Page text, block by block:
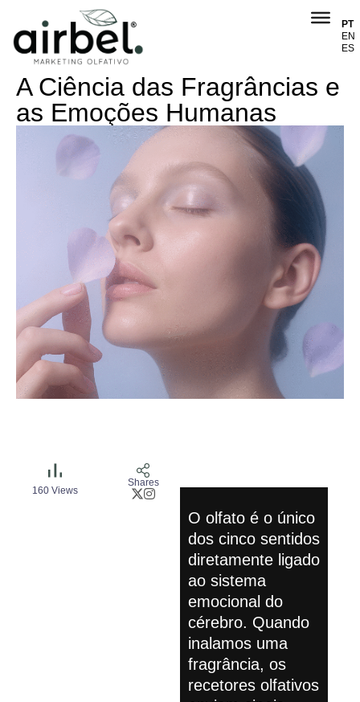
PT
EN
ES
A Ciência das Fragrâncias e
as Emoções Humanas
160 Views
Shares
O olfato é o único
dos cinco sentidos
diretamente ligado
ao sistema
emocional do
cérebro. Quando
inalamos uma
fragrância, os
recetores olfativos